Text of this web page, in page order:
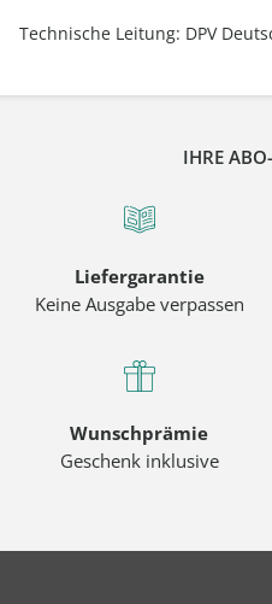
Technische Leitung: DPV
IHRE
Liefergarantie
Keine Ausgabe verpassen
Wunschprämie
Geschenk inklusive